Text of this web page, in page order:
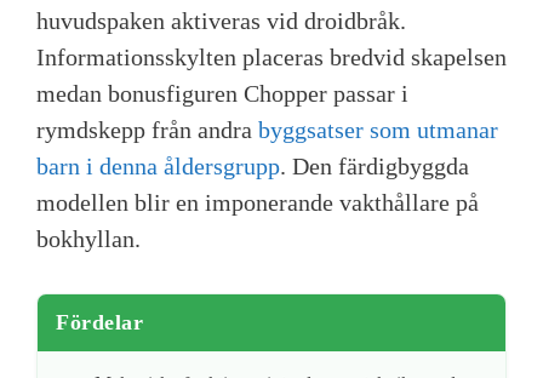
huvudspaken aktiveras vid droidbråk.
Informationsskylten placeras bredvid skapelsen
medan bonusfiguren Chopper passar i
rymdskepp från andra byggsatser som utmanar
barn i denna åldersgrupp. Den färdigbyggda
modellen blir en imponerande vakthållare på
bokhyllan.
Fördelar